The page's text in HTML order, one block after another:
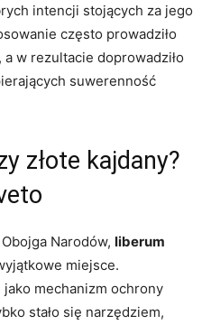
intencji stojących za ​jego
często⁢ prowadziło
w rezultacie doprowadziło
suwerenność
złote​ kajdany?
Narodów,⁤ liberum
miejsce.
mechanizm ochrony
stało się⁤ narzędziem,